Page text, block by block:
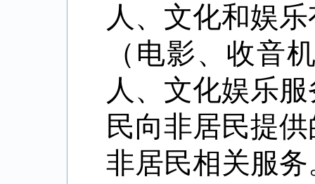
人、文化和娱
（电影、收音
人、文化娱乐
民向非居民提
非居民相关服务